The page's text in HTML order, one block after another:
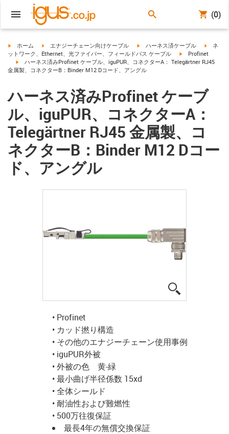
(0)
igus-icon-arrow-right
ホーム igus-icon-arrow-right
エナジーチェーン向けケーブル igus-icon-arrow-right
ハーネス済ケーブル igus-
ネ
ットワーク、Ethernet、光ファイバー、フィールドバス ケーブル
igus-icon-arrow-
Profinet
igus-icon-arrow-right
ハーネス済みProfinet ケーブル、iguPUR、コネクターA： Telegärtner RJ45
金属製、コネクターB：Binder M12 Dコード、アングル
ハーネス済みProfinet ケーブ
ル、iguPUR、コネクターA：
Telegärtner RJ45 金属製、コ
ネクターB：Binder M12 Dコー
ド、アングル
• Profinet
• カッド撚り構造
• その他のエナジーチェーン使用事例
• iguPUR外被
• 外被の色 黄-緑
• 最小曲げ半径係数 15xd
• 全体シールド
• 耐油性および難燃性
• 500万往復保証
最長4年の無償交換保証